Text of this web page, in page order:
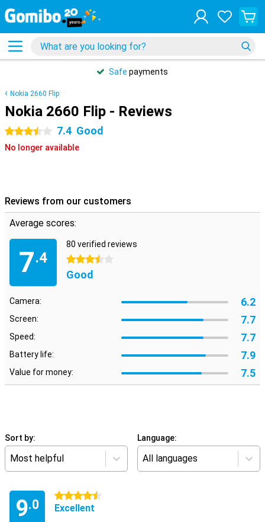
Safe payments
Nokia 2660 Flip
Nokia 2660 Flip - Reviews
3.5 stars 7.4 Good
No longer available
Reviews from our customers
Average scores:
7.4
80 verified reviews
3.5 stars
Good
Camera: 6.2
Screen: 7.7
Speed: 7.7
Battery life: 7.9
Value for money: 7.5
Sort by:
Most helpful
Language:
All languages
9.0
4.5 stars
Excellent